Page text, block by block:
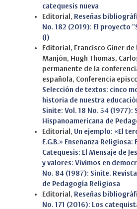
catequesis nueva
Editorial, Reseñas
No. 182 (2019): El proyecto
(I)
Editorial, Francisco Giner de
Manjón, Hugh Thomas,
permanente de la
española, Conferencia
Selección de textos: cinco
historia de nuestra
Sinite: Vol. 18 No. 54 (1977):
Hispanoamericana de
Editorial, Un ejemplo: «El
E.G.B.» Enseñanza Religiosa:
Catequesis: El Mensaje de
y valores: Vivimos en
No. 84 (1987): Sinite.
de Pedagogía Religiosa
Editorial, Reseñas
No. 171 (2016): Los